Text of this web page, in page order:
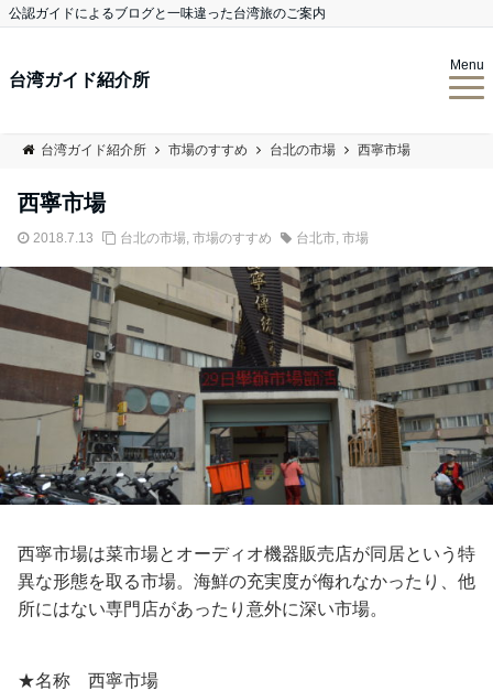
公認ガイドによるブログと一味違った台湾旅のご案内
台湾ガイド紹介所
Menu
台湾ガイド紹介所 市場のすすめ 台北の市場 西寧市場
西寧市場
2018.7.13 台北の市場, 市場のすすめ 台北市, 市場
西寧市場は菜市場とオーディオ機器販売店が同居という特
異な形態を取る市場。海鮮の充実度が侮れなかったり、他
所にはない専門店があったり意外に深い市場。
★名称 西寧市場